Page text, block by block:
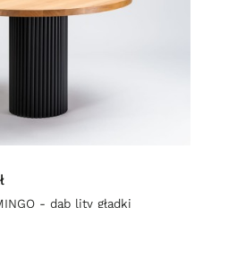
- dąb lity gładki